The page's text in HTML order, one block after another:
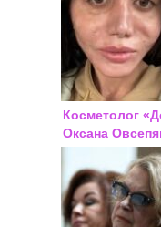
Косметолог
Оксана
случилось с ее
лицом